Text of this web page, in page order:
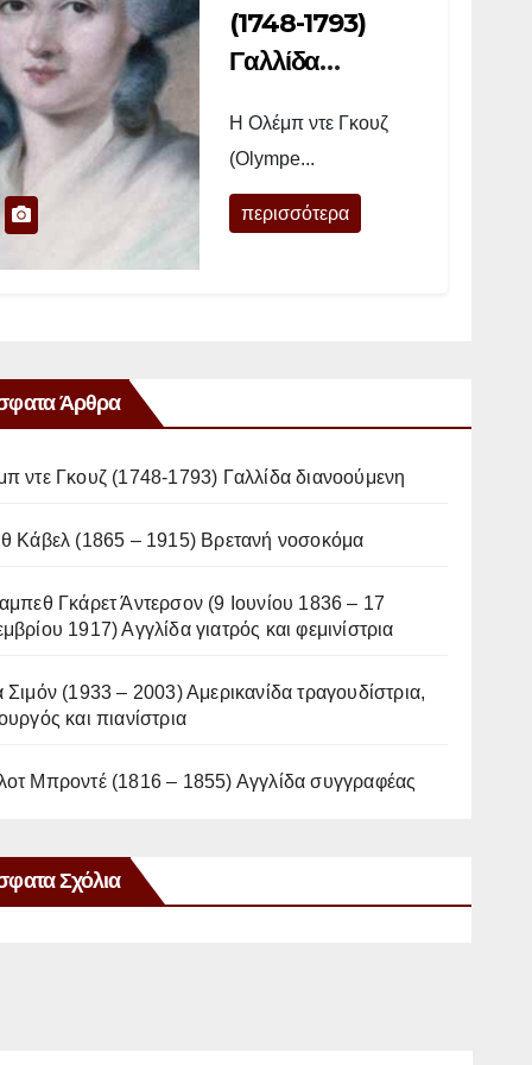
(1748-1793)
Γαλλίδα
Η Ολέμπ ντε Γκουζ
(Olympe...
περισσότερα
Άρθρα
ντε Γκουζ (1748-1793) Γαλλίδα διανοούμενη
Κάβελ (1865 – 1915) Βρετανή νοσοκόμα
Γκάρετ Άντερσον (9 Ιουνίου 1836 – 17
1917) Αγγλίδα γιατρός και φεμινίστρια
Σιμόν (1933 – 2003) Αμερικανίδα τραγουδίστρια,
και πιανίστρια
Μπροντέ (1816 – 1855) Αγγλίδα συγγραφέας
Σχόλια